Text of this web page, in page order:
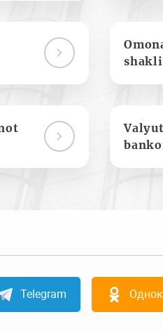
Telegram